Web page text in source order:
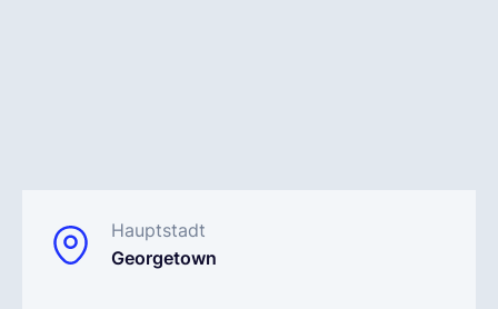
Hauptstadt
GeorgetownDemo buchen